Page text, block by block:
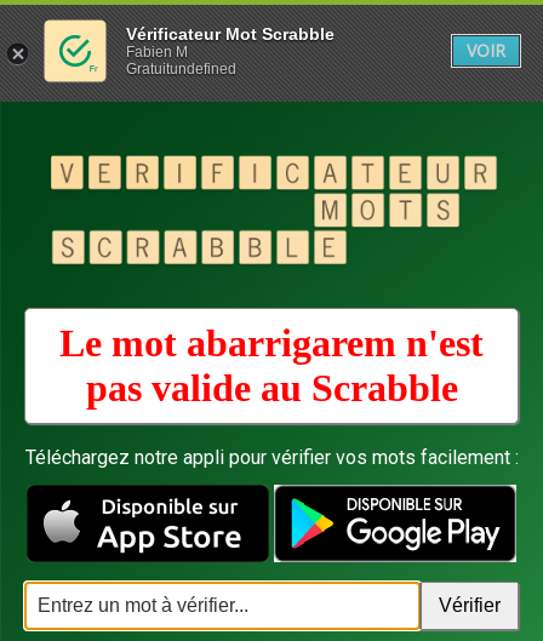
Le mot abarrigarem n'est
pas valide au Scrabble
Téléchargez notre appli pour vérifier vos mots facilement :
Vérificateur Mot Scrabble
Fabien M
Gratuitundefined
VOIR